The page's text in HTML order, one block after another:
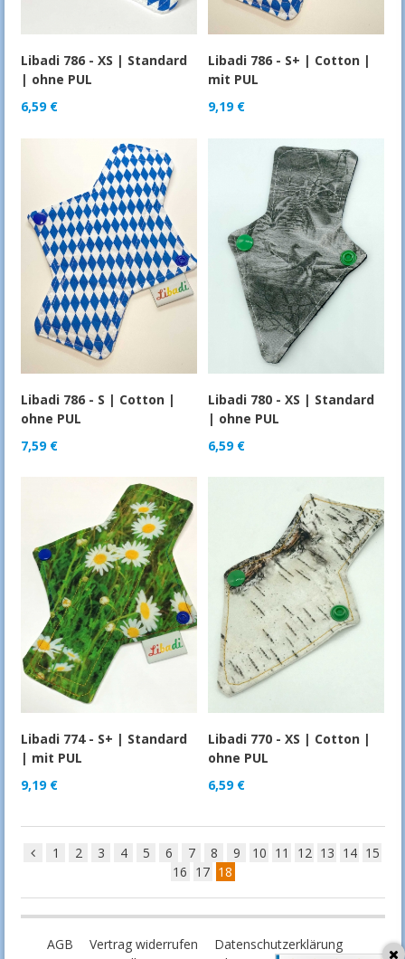
Libadi 786 - XS | Standard
| ohne PUL
6,59 €
Libadi 786 - S+ | Cotton |
mit PUL
9,19 €
Libadi 786 - S | Cotton |
ohne PUL
7,59 €
Libadi 780 - XS | Standard
| ohne PUL
6,59 €
Libadi 774 - S+ | Standard
| mit PUL
9,19 €
Libadi 770 - XS | Cotton |
ohne PUL
6,59 €
1 2 3 4 5 6 7 8 9 10 11 12 13 14 15
16 17 18
AGB Vertrag widerrufen
Datenschutzerklärung